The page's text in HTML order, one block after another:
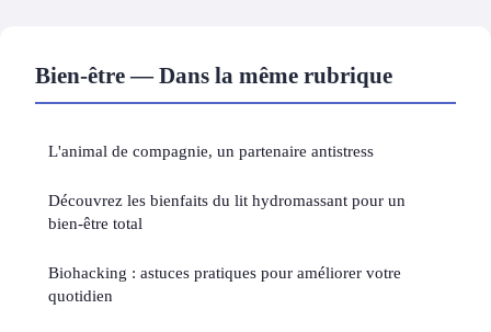
Bien-être — Dans la même rubrique
L'animal de compagnie, un partenaire antistress
Découvrez les bienfaits du lit hydromassant pour un
bien-être total
Biohacking : astuces pratiques pour améliorer votre
quotidien